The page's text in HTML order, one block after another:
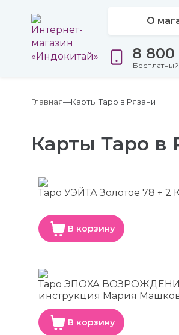
О
8 800
Главная Карты Таро в Рязани
Карты Таро в
Таро УЭЙТА Золотое 78 +
В корзину
Таро ЭПОХА
инструкция Мария
В корзину